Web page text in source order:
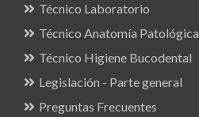
Técnico Laboratorio
Técnico Anatomía Patológica
Técnico Higiene Bucodental
Legislación - Parte general
Preguntas Frecuentes